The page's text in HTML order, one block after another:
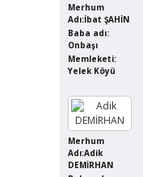
Merhum
Adı:İbat ŞAHİN
Baba adı:
Onbaşı
Memleketi:
Yelek Köyü
Merhum
Adı:Adik
DEMİRHAN